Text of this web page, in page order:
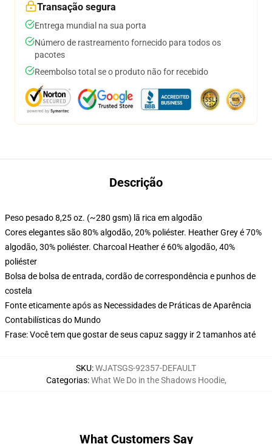
Transação segura
Entrega mundial na sua porta
Número de rastreamento fornecido para todos os
pacotes
Reembolso total se o produto não for recebido
Descrição
Peso pesado 8,25 oz. (~280 gsm) lã rica em algodão
Cores elegantes são 80% algodão, 20% poliéster. Heather Grey é 70%
algodão, 30% poliéster. Charcoal Heather é 60% algodão, 40%
poliéster
Bolsa de bolsa de entrada, cordão de correspondência e punhos de
costela
Fonte eticamente após as Necessidades de Práticas de Aparência
Contabilísticas do Mundo
Frase: Você tem que gostar de seus capuz saggy ir 2 tamanhos até
SKU:WJATSGS-92357-DEFAULT
Categorias:What We Do in the Shadows Hoodie,
What Customers Say